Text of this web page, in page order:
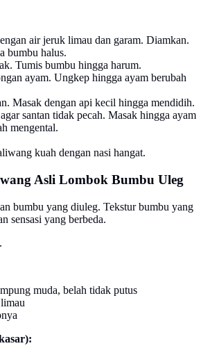
air jeruk limau dan garam. Diamkan.
bumbu halus.
Tumis bumbu hingga harum.
ayam. Ungkep hingga ayam berubah
Masak dengan api kecil hingga mendidih.
santan tidak pecah. Masak hingga ayam
mengental.
kuah dengan nasi hangat.
Asli Lombok Bumbu Uleg
bumbu yang diuleg. Tekstur bumbu yang
sensasi yang berbeda.
muda, belah tidak putus